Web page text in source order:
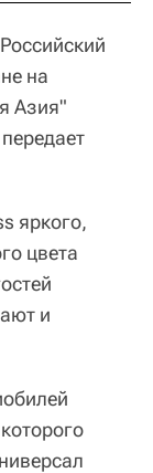
Российский
на
Азия"
яркого,
цвета
и